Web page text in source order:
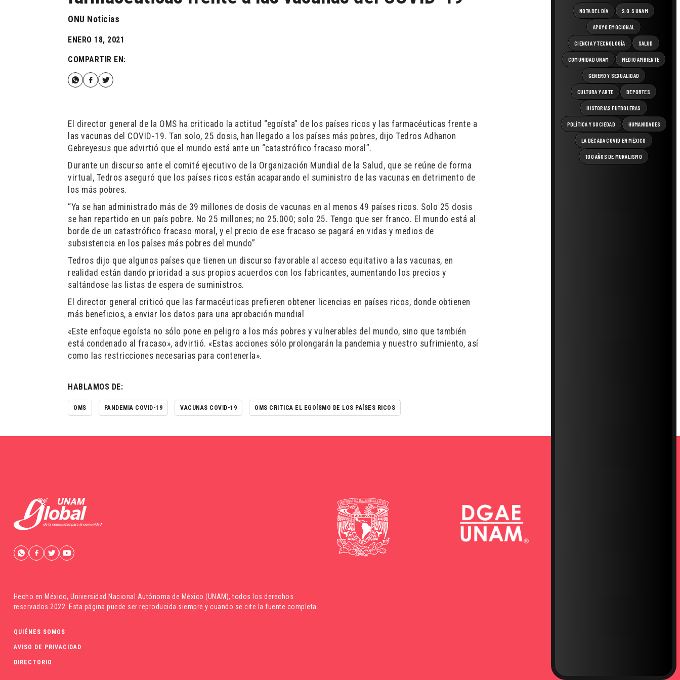
NOTA DEL DÍA S.O.S UNAM
APOYO EMOCIONAL
CIENCIA Y TECNOLOGÍA SALUD
COMUNIDAD UNAM MEDIO AMBIENTE
GÉNERO Y SEXUALIDAD
CULTURA Y ARTE DEPORTES
HISTORIAS FUTBOLERAS
POLÍTICA Y SOCIEDAD HUMANIDADES
LA DÉCADA COVID EN MÉXICO
100 AÑOS DE MURALISMO
ONU Noticias
ENERO 18, 2021
COMPARTIR EN:
El director general de la OMS ha criticado la actitud “egoísta” de los países ricos y las farmacéuticas frente a
las vacunas del COVID-19. Tan solo, 25 dosis, han llegado a los países más pobres, dijo Tedros Adhanon
Gebreyesus que advirtió que el mundo está ante un “catastrófico fracaso moral”.
Durante un discurso ante el comité ejecutivo de la Organización Mundial de la Salud, que se reúne de forma
virtual, Tedros aseguró que los países ricos están acaparando el suministro de las vacunas en detrimento de
los más pobres.
“Ya se han administrado más de 39 millones de dosis de vacunas en al menos 49 países ricos. Solo 25 dosis
se han repartido en un país pobre. No 25 millones; no 25.000; solo 25. Tengo que ser franco. El mundo está al
borde de un catastrófico fracaso moral, y el precio de ese fracaso se pagará en vidas y medios de
subsistencia en los países más pobres del mundo”
Tedros dijo que algunos países que tienen un discurso favorable al acceso equitativo a las vacunas, en
realidad están dando prioridad a sus propios acuerdos con los fabricantes, aumentando los precios y
saltándose las listas de espera de suministros.
El director general criticó que las farmacéuticas prefieren obtener licencias en países ricos, donde obtienen
más beneficios, a enviar los datos para una aprobación mundial
«Este enfoque egoísta no sólo pone en peligro a los más pobres y vulnerables del mundo, sino que también
está condenado al fracaso», advirtió. «Estas acciones sólo prolongarán la pandemia y nuestro sufrimiento, así
como las restricciones necesarias para contenerla».
HABLAMOS DE:
OMS PANDEMIA COVID-19 VACUNAS COVID-19 OMS CRITICA EL EGOÍSMO DE LOS PAÍSES RICOS
Hecho en México,Universidad Nacional Autónoma de México (UNAM), todos los derechos
reservados 2022. Esta página puede ser reproducida siempre y cuando se cite la fuente completa.
QUIÉNES SOMOS
AVISO DE PRIVACIDAD
DIRECTORIO